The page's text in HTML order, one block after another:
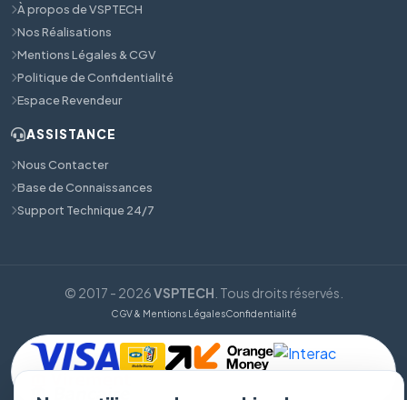
À propos de VSPTECH
Nos Réalisations
Mentions Légales & CGV
Politique de Confidentialité
Espace Revendeur
ASSISTANCE
Nous Contacter
Base de Connaissances
Support Technique 24/7
© 2017 - 2026VSPTECH . Tous droits réservés.
CGV & Mentions LégalesConfidentialité